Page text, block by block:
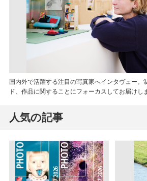
国内外で活躍する注目の写真家へインタヴュー。
ド、作品に関することにフォーカスしてお届けし
人気の記事